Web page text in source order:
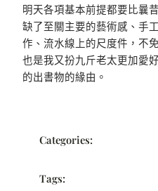
明天各項基本前提都要比曩
缺了至關主要的藝術感、手
作、流水線上的尺度件，不
也是我又扮九斤老太更加愛
的出書物的緣由。
Categories:
Tags: